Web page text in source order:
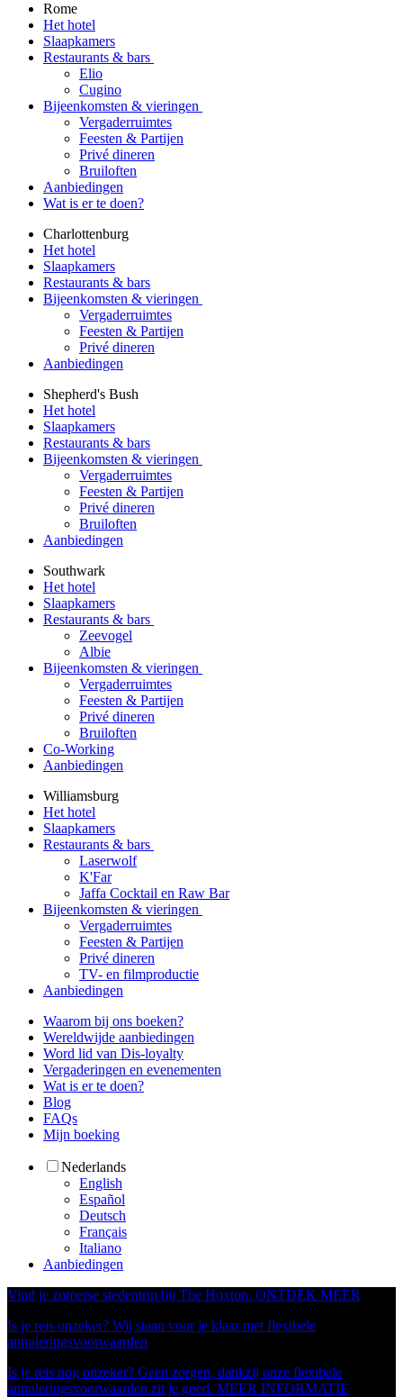
Rome
Het hotel
Slaapkamers
Restaurants & bars
Elio
Cugino
Bijeenkomsten & vieringen
Vergaderruimtes
Feesten & Partijen
Privé dineren
Bruiloften
Aanbiedingen
Wat is er te doen?
Charlottenburg
Het hotel
Slaapkamers
Restaurants & bars
Bijeenkomsten & vieringen
Vergaderruimtes
Feesten & Partijen
Privé dineren
Aanbiedingen
Shepherd's Bush
Het hotel
Slaapkamers
Restaurants & bars
Bijeenkomsten & vieringen
Vergaderruimtes
Feesten & Partijen
Privé dineren
Bruiloften
Aanbiedingen
Southwark
Het hotel
Slaapkamers
Restaurants & bars
Zeevogel
Albie
Bijeenkomsten & vieringen
Vergaderruimtes
Feesten & Partijen
Privé dineren
Bruiloften
Co-Working
Aanbiedingen
Williamsburg
Het hotel
Slaapkamers
Restaurants & bars
Laserwolf
K'Far
Jaffa Cocktail en Raw Bar
Bijeenkomsten & vieringen
Vergaderruimtes
Feesten & Partijen
Privé dineren
TV- en filmproductie
Aanbiedingen
Waarom bij ons boeken?
Wereldwijde aanbiedingen
Word lid van Dis-loyalty
Vergaderingen en evenementen
Wat is er te doen?
Blog
FAQs
Mijn boeking
Nederlands
English
Español
Deutsch
Français
Italiano
Aanbiedingen
Vind je zomerse stedentrip bij The Hoxton. ONTDEK MEER
Is je reis onzeker? Wij staan voor je klaar met flexibele
annuleringsvoorwaarden
Is je reis nog onzeker? Geen zorgen, dankzij onze flexibele
annuleringsvoorwaarden zit je goed. MEER INFORMATIE